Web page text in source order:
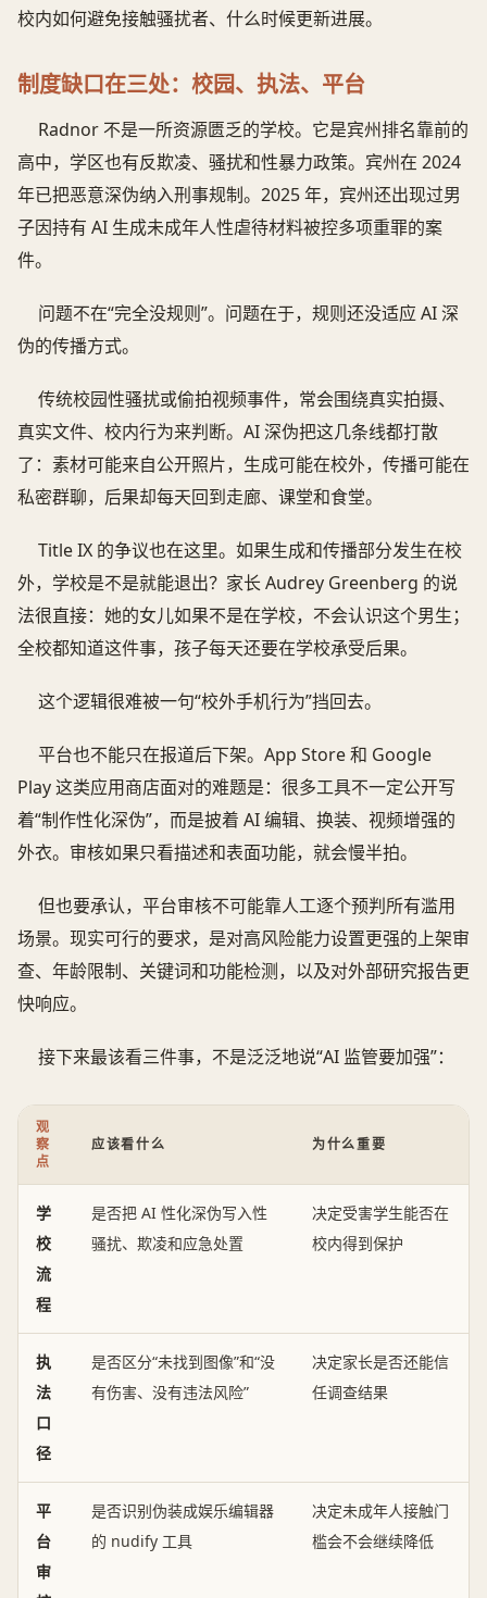
校内如何避免接触骚扰者、什么时候更新进展。
制度缺口在三处：校园、执法、平台
Radnor 不是一所资源匮乏的学校。它是宾州排名靠前的
高中，学区也有反欺凌、骚扰和性暴力政策。宾州在 2024
年已把恶意深伪纳入刑事规制。2025 年，宾州还出现过男
子因持有 AI 生成未成年人性虐待材料被控多项重罪的案
件。
问题不在“完全没规则”。问题在于，规则还没适应 AI 深
伪的传播方式。
传统校园性骚扰或偷拍视频事件，常会围绕真实拍摄、
真实文件、校内行为来判断。AI 深伪把这几条线都打散
了：素材可能来自公开照片，生成可能在校外，传播可能在
私密群聊，后果却每天回到走廊、课堂和食堂。
Title IX 的争议也在这里。如果生成和传播部分发生在校
外，学校是不是就能退出？家长 Audrey Greenberg 的说
法很直接：她的女儿如果不是在学校，不会认识这个男生；
全校都知道这件事，孩子每天还要在学校承受后果。
这个逻辑很难被一句“校外手机行为”挡回去。
平台也不能只在报道后下架。App Store 和 Google
Play 这类应用商店面对的难题是：很多工具不一定公开写
着“制作性化深伪”，而是披着 AI 编辑、换装、视频增强的
外衣。审核如果只看描述和表面功能，就会慢半拍。
但也要承认，平台审核不可能靠人工逐个预判所有滥用
场景。现实可行的要求，是对高风险能力设置更强的上架审
查、年龄限制、关键词和功能检测，以及对外部研究报告更
快响应。
接下来最该看三件事，不是泛泛地说“AI 监管要加强”：
观
察
点
应该看什么 为什么重要
学
校
流
程
是否把 AI 性化深伪写入性
骚扰、欺凌和应急处置
决定受害学生能否在
校内得到保护
执
法
口
径
是否区分“未找到图像”和“没
有伤害、没有违法风险”
决定家长是否还能信
任调查结果
平
台
审
是否识别伪装成娱乐编辑器
的 nudify 工具
决定未成年人接触门
槛会不会继续降低